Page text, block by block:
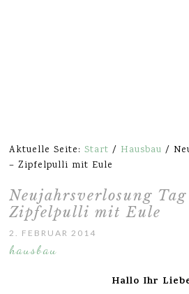
Aktuelle Seite:Start / Hausbau /
– Zipfelpulli mit Eule
Neujahrsverlosung
Zipfelpulli mit Eule
2. FEBRUAR 2014
hausbau
Hallo Ihr